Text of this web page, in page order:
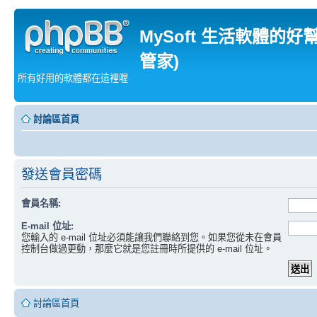
MySoft 生活軟體的好
管家)
所有好用的軟體都在這裡喔
討論區首頁
發送會員密碼
會員名稱:
E-mail 位址:
您輸入的 e-mail 位址必須能讓我們聯絡到您。如果您從未在會員
控制台做過更動，那麼它就是您註冊時所提供的 e-mail 位址。
討論區首頁